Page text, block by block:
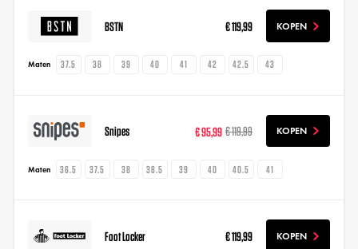
BSTN € 119,99 KOPEN
Maten 37.5 38 39 40 41 42 42.5 43
Snipes € 95,99 € 119,99 KOPEN
Maten 36.5 37.5 38 38.5 39 40 40.5 41
Foot Locker € 119,99 KOPEN